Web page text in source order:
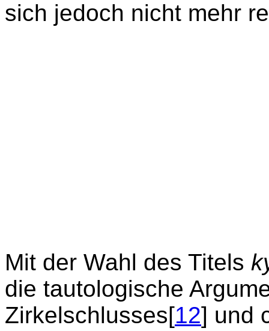
sich jedoch nicht mehr
Mit der Wahl des Titels
die tautologische
Zirkelschlusses[12] und